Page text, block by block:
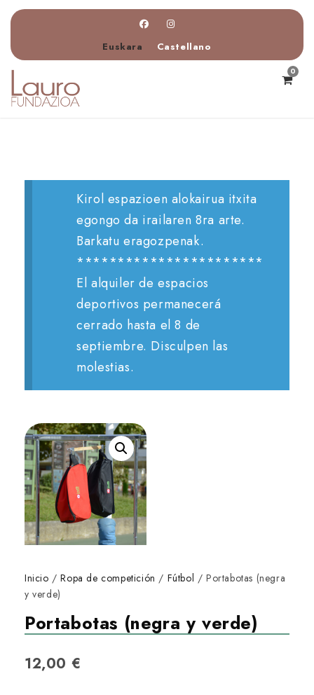
Euskara Castellano
0
Kirol espazioen alokairua itxita
egongo da irailaren 8ra arte.
Barkatu eragozpenak.
***********************
El alquiler de espacios
deportivos permanecerá
cerrado hasta el 8 de
septiembre. Disculpen las
molestias.
Inicio /Ropa de competición / Fútbol / Portabotas (negra
y verde)
Portabotas (negra y verde)
12,00 €